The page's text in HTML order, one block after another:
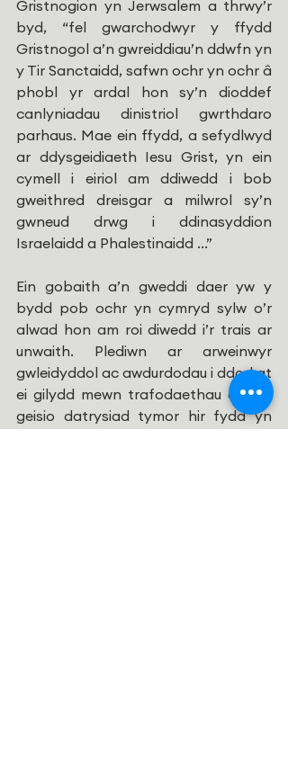
Gristnogion yn Jerwsalem a thrwy’r
byd, “fel gwarchodwyr y ffydd
Gristnogol a’n gwreiddiau’n ddwfn yn
y Tir Sanctaidd, safwn ochr yn ochr â
phobl yr ardal hon sy’n dioddef
canlyniadau dinistriol gwrthdaro
parhaus. Mae ein ffydd, a sefydlwyd
ar ddysgeidiaeth Iesu Grist, yn ein
cymell i eiriol am ddiwedd i bob
gweithred dreisgar a milwrol sy’n
gwneud drwg i ddinasyddion
Israelaidd a Phalestinaidd ...”
Ein gobaith a’n gweddi daer yw y
bydd pob ochr yn cymryd sylw o’r
alwad hon am roi diwedd i’r trais ar
unwaith. Plediwn ar arweinwyr
gwleidyddol ac awdurdodau i ddod at
ei gilydd mewn trafodaethau cywir i
geisio datrysiad tymor hir fydd yn